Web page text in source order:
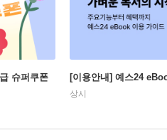
슈퍼쿠폰 [이용안내] 예스24
상시